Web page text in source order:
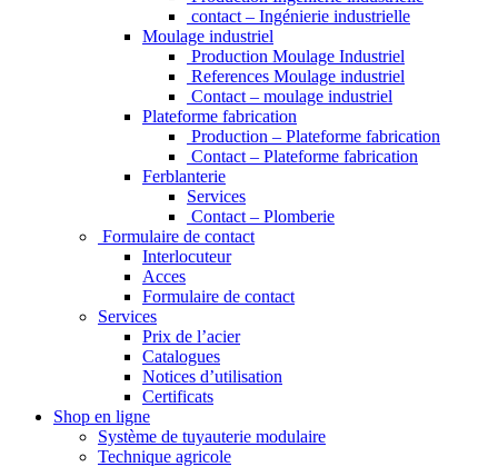
contact – Ingénierie industrielle
Moulage industriel
Production Moulage Industriel
References Moulage industriel
Contact – moulage industriel
Plateforme fabrication
Production – Plateforme fabrication
Contact – Plateforme fabrication
Ferblanterie
Services
Contact – Plomberie
Formulaire de contact
Interlocuteur
Acces
Formulaire de contact
Services
Prix de l’acier
Catalogues
Notices d’utilisation
Certificats
Shop en ligne
Système de tuyauterie modulaire
Technique agricole